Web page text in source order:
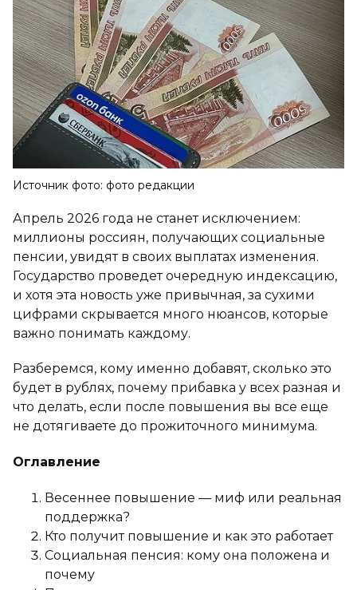
Источник фото: фото редакции
Апрель 2026 года не станет исключением:
миллионы россиян, получающих социальные
пенсии, увидят в своих выплатах изменения.
Государство проведет очередную индексацию,
и хотя эта новость уже привычная, за сухими
цифрами скрывается много нюансов, которые
важно понимать каждому.
Разберемся, кому именно добавят, сколько это
будет в рублях, почему прибавка у всех разная и
что делать, если после повышения вы все еще
не дотягиваете до прожиточного минимума.
Оглавление
Весеннее повышение — миф или реальная
поддержка?
Кто получит повышение и как это работает
Социальная пенсия: кому она положена и
почему